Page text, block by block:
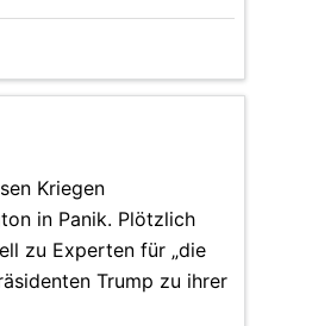
Kriegen
in Panik. Plötzlich
zu Experten für „die
Trump zu ihrer